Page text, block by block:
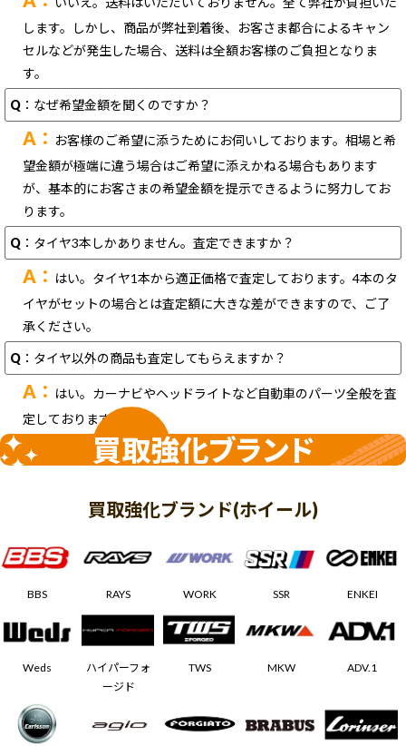
します。しかし、商品が弊社到着後、お客さま都合によるキャン
セルなどが発生した場合、送料は全額お客様のご負担となりま
す。
Q ：なぜ希望金額を聞くのですか？
A： お客様のご希望に添うためにお伺いしております。相場と希
望金額が極端に違う場合はご希望に添えかねる場合もあります
が、基本的にお客さまの希望金額を提示できるように努力してお
ります。
Q ：タイヤ3本しかありません。査定できますか？
A： はい。タイヤ1本から適正価格で査定しております。4本のタ
イヤがセットの場合とは査定額に大きな差ができますので、ご了
承ください。
Q ：タイヤ以外の商品も査定してもらえますか？
A： はい。カーナビやヘッドライトなど自動車のパーツ全般を査
定しております。
買取強化ブランド
買取強化ブランド(ホイール)
BBS RAYS WORK SSR ENKEI
Weds
ハイパーフォ
ージド
TWS MKW ADV.1